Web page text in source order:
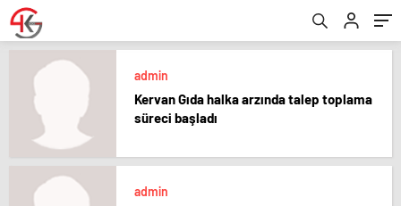
admin
Kervan Gıda halka arzında talep toplama
süreci başladı
admin